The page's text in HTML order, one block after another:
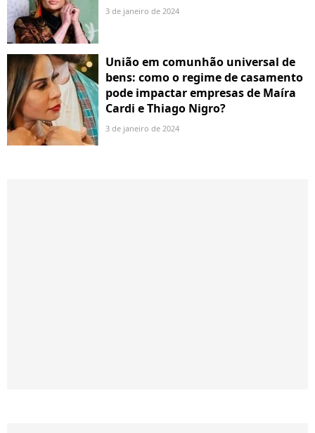
3 de janeiro de 2024
União em comunhão universal de
bens: como o regime de casamento
pode impactar empresas de Maíra
Cardi e Thiago Nigro?
3 de janeiro de 2024